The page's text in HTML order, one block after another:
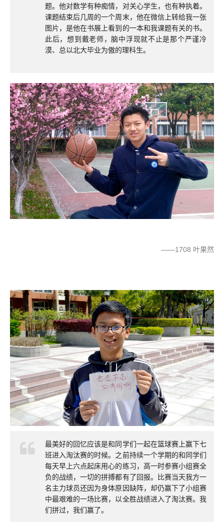
题。他对数学有种痴情，对关心学生，也有种执着。
课题结束后几周的一个周末，他在微信上转给我一张
图片，是他在书展上看到的一本和我课题有关的书。
此后，想到戴老师，脑中浮现就不止是那个严谨冷
漠、总以北大毕业为傲的理科生。
——1708 叶果然
最美好的回忆应该是和同学们一起在篮球赛上赢下七
班进入淘汰赛的时候。之前持续一个学期的和同学们
每天早上六点起床用心的练习，高一时参赛小组赛全
负的战绩，一切的拼搏都有了回报。比赛当天我方一
名主力球员还因为身体原因缺阵，却仍赢下了小组赛
中最艰难的一场比赛，以全胜战绩进入了淘汰赛。我
们拼过，我们赢了。